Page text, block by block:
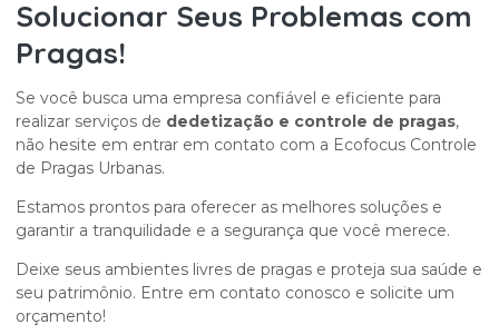
Solucionar Seus Problemas com
Pragas!
Se você busca uma empresa confiável e eficiente para
realizar serviços de dedetização e controle de pragas,
não hesite em entrar em contato com a Ecofocus Controle
de Pragas Urbanas.
Estamos prontos para oferecer as melhores soluções e
garantir a tranquilidade e a segurança que você merece.
Deixe seus ambientes livres de pragas e proteja sua saúde e
seu patrimônio. Entre em contato conosco e solicite um
orçamento!